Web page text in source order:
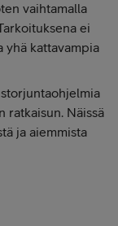
vaihtamalla
ei
yhä kattavampia
ratkaisun. Näissä
ja aiemmista